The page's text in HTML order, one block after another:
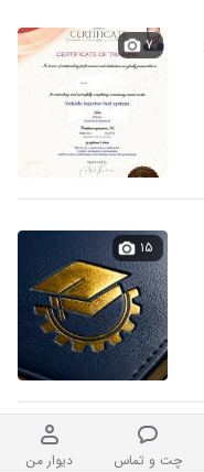
چت و تماس دیوار من
۷
۱۵